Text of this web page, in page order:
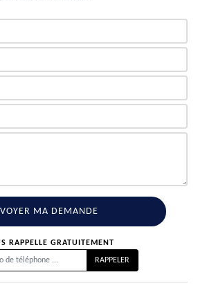
RAPPELLE GRATUITEMENT